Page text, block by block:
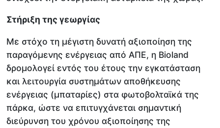
Στήριξη της γεωργίας
Με στόχο τη μέγιστη δυνατή αξιοποίηση της
παραγόμενης ενέργειας από ΑΠΕ, η Bioland
δρομολογεί εντός του έτους την εγκατάσταση
και λειτουργία συστημάτων αποθήκευσης
ενέργειας (μπαταρίες) στα φωτοβολταϊκά της
πάρκα, ώστε να επιτυγχάνεται σημαντική
διεύρυνση του χρόνου αξιοποίησης της